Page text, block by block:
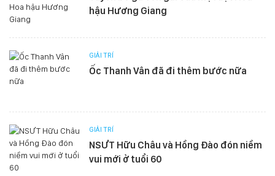
hậu Hương Giang
GIẢI TRÍ
Ốc Thanh Vân đã đi thêm bước nữa
GIẢI TRÍ
NSƯT Hữu Châu và Hồng Đào đón niềm
vui mới ở tuổi 60